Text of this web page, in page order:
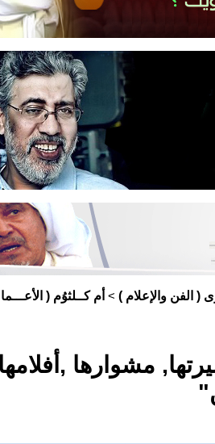
( الفن والإعلام ) > أم كــلثوُم (
مشوارها